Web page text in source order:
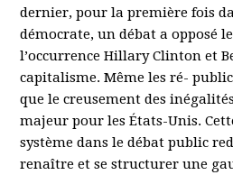
dernier, pour la première fois
démocrate, un débat a opposé
l’occurrence Hillary Clinton et
capitalisme. Même les ré-
que le creusement des
majeur pour les États-Unis.
système dans le débat public
renaître et se structurer une